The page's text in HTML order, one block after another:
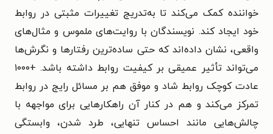
خواننده کمک می‌کند تا به‌تدریج تغییرات مثبتی در روابط
خود ایجاد کند. نویسندگان با روایت‌های ملموس و مثال‌های
واقعی، نشان داده‌اند که حتی ساده‌ترین رفتارها و نگرش‌ها
می‌تواند تأثیر عمیقی بر کیفیت روابط داشته باشد. +۱۰۰۰
عادت کوچک روابط شاد و موفق هم بر مسائل رایج در روابط
تمرکز می‌کند و هم در کنار آن راهکارهایی برای مواجهه با
چالش‌هایی مانند احساس تنهایی، طرد شدن، وابستگی